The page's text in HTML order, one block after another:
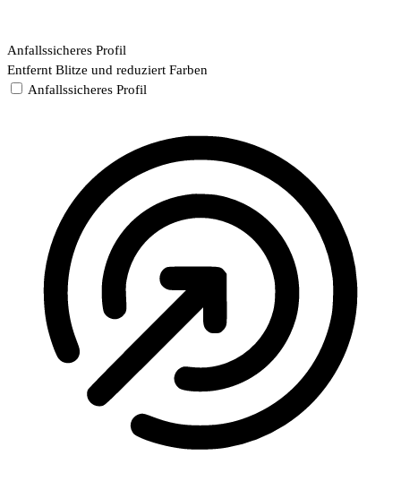
Anfallssicheres Profil
Entfernt Blitze und reduziert Farben
Anfallssicheres Profil